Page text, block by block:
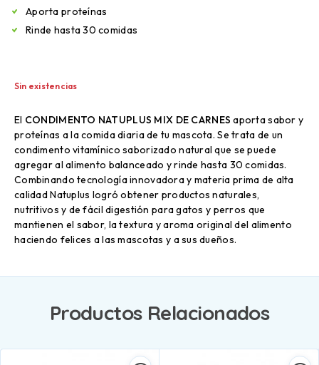
Aporta proteínas
Rinde hasta 30 comidas
Sin existencias
El CONDIMENTO NATUPLUS MIX DE CARNESaporta sabor y
proteínas a la comida diaria de tu mascota. Se trata de un
condimento vitamínico saborizado natural que se puede
agregar al alimento balanceado y rinde hasta 30 comidas.
Combinando tecnología innovadora y materia prima de alta
calidad Natuplus logró obtener productos naturales,
nutritivos y de fácil digestión para gatos y perros que
mantienen el sabor, la textura y aroma original del alimento
haciendo felices a las mascotas y a sus dueños.
Productos Relacionados